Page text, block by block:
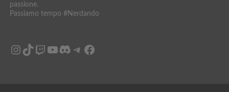
passione.
Passiamo tempo #Nerdando
Instagram
TikTok
Twitch
YouTube
Discord
Telegram
Facebook